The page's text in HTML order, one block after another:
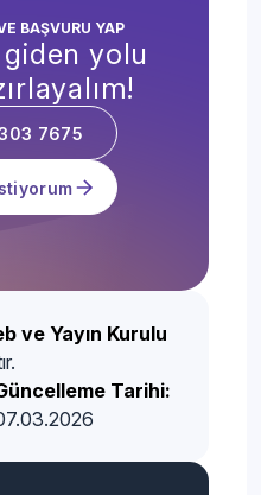
BAŞVURU YAP
yolu
7675
ve Yayın Kurulu
Tarihi: